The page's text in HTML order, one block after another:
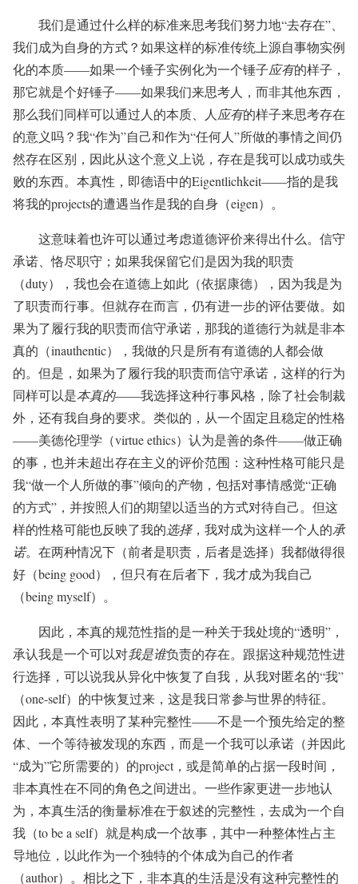
我们是通过什么样的标准来思考我们努力地“去存在”、
我们成为自身的方式？如果这样的标准传统上源自事物实例
化的本质——如果一个锤子实例化为一个锤子应有的样子，
那它就是个好锤子——如果我们来思考人，而非其他东西，
那么我们同样可以通过人的本质、人 应有的样子来思考存在
的意义吗？我“作为”自己和作为“任何人”所做的事情之间仍
然存在区别，因此从这个意义上说，存在是我可以成功或失
败的东西。本真性，即德语中的Eigentlichkeit——指的是我
将我的projects的遭遇当作是我的自身（eigen）。
这意味着也许可以通过考虑道德评价来得出什么。信守
承诺、恪尽职守；如果我保留它们是因为我的职责
（duty），我也会在道德上如此（依据康德），因为我是为
了职责而行事。但就存在而言，仍有进一步的评估要做。如
果为了履行我的职责而信守承诺，那我的道德行为就是非本
真的（inauthentic），我做的只是所有有道德的人都会做
的。但是，如果为了履行我的职责而信守承诺，这样的行为
同样可以是本真的——我选择这种行事风格，除了社会制裁
外，还有我自身的要求。类似的，从一个固定且稳定的性格
——美德伦理学（virtue ethics）认为是善的条件——做正确
的事，也并未超出存在主义的评价范围：这种性格可能只是
我“做一个人所做的事”倾向的产物，包括对事情感觉“正确
的方式”，并按照人们的期望以适当的方式对待自己。但这
样的性格可能也反映了我的选择，我对成为这样一个人的承
诺。在两种情况下（前者是职责，后者是选择）我都做得很
好（being good），但只有在后者下，我才成为我自己
（being myself）。
因此，本真的规范性指的是一种关于我处境的“透明”，
承认我是一个可以对我是谁负责的存在。跟据这种规范性进
行选择，可以说我从异化中恢复了自我，从我对匿名的“我”
（one-self）的中恢复过来，这是我日常参与世界的特征。
因此，本真性表明了某种完整性——不是一个预先给定的整
体、一个等待被发现的东西，而是一个我可以承诺（并因此
“成为”它所需要的）的project，或是简单的占据一段时间，
非本真性在不同的角色之间进出。一些作家更进一步地认
为，本真生活的衡量标准在于叙述的完整性，去成为一个自
我（to be a self）就是构成一个故事，其中一种整体性占主
导地位，以此作为一个独特的个体成为自己的作者
（author）。相比之下，非本真的生活是没有这种完整性的